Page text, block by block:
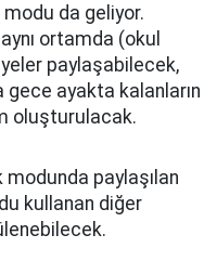
da geliyor.
ortamda (okul
paylaşabilecek,
gece ayakta kalanların
oluşturulacak.
paylaşılan
kullanan diğer